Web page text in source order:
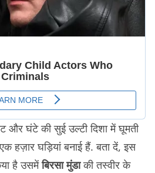
और घंटे की सुई उल्टी दिशा में घूमती
हज़ार घड़ियां बनाई हैं. बता दें, इस
है उसमेंबिरसा मुंडाकी तस्वीर के